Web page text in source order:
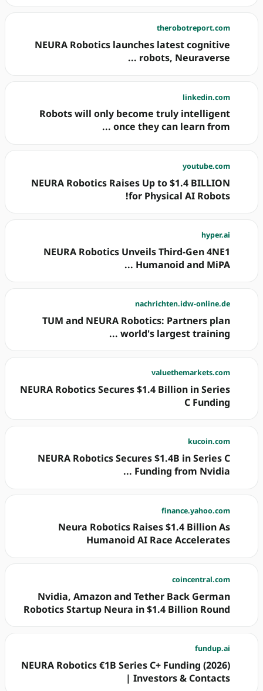
therobotreport.com
NEURA Robotics launches latest cognitive
robots, Neuraverse ...
linkedin.com
Robots will only become truly intelligent
once they can learn from ...
youtube.com
NEURA Robotics Raises Up to $1.4 BILLION
for Physical AI Robots!
hyper.ai
NEURA Robotics Unveils Third-Gen 4NE1
Humanoid and MiPA ...
nachrichten.idw-online.de
TUM and NEURA Robotics: Partners plan
world's largest training ...
valuethemarkets.com
NEURA Robotics Secures $1.4 Billion in Series
C Funding
kucoin.com
NEURA Robotics Secures $1.4B in Series C
Funding from Nvidia ...
finance.yahoo.com
Neura Robotics Raises $1.4 Billion As
Humanoid AI Race Accelerates
coincentral.com
Nvidia, Amazon and Tether Back German
Robotics Startup Neura in $1.4 Billion Round
fundup.ai
NEURA Robotics €1B Series C+ Funding (2026)
| Investors & Contacts